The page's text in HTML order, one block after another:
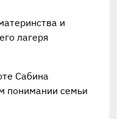
и
лагеря
Сабина
понимании семьи